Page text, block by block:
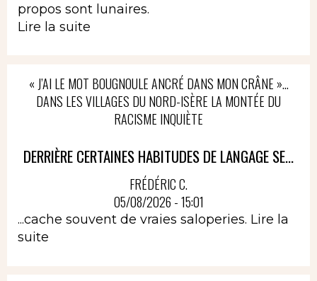
propos sont lunaires.
Lire la suite
« J’AI LE MOT BOUGNOULE ANCRÉ DANS MON CRÂNE »…
DANS LES VILLAGES DU NORD-ISÈRE LA MONTÉE DU
RACISME INQUIÈTE
DERRIÈRE CERTAINES HABITUDES DE LANGAGE SE...
FRÉDÉRIC C.
05/08/2026 - 15:01
...cache souvent de vraies saloperies. Lire la
suite